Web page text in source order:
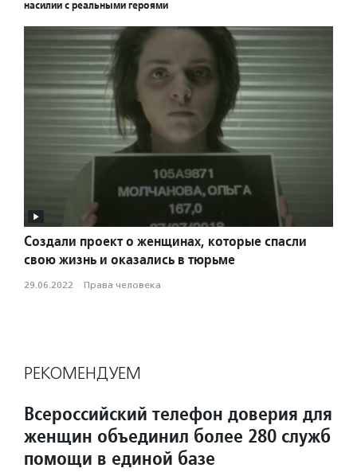
насилии с реальными героями
Создали проект о женщинах, которые спасли
свою жизнь и оказались в тюрьме
29.06.2022 · Права человека
РЕКОМЕНДУЕМ
Всероссийский телефон доверия для
женщин объединил более 280 служб
помощи в единой базе